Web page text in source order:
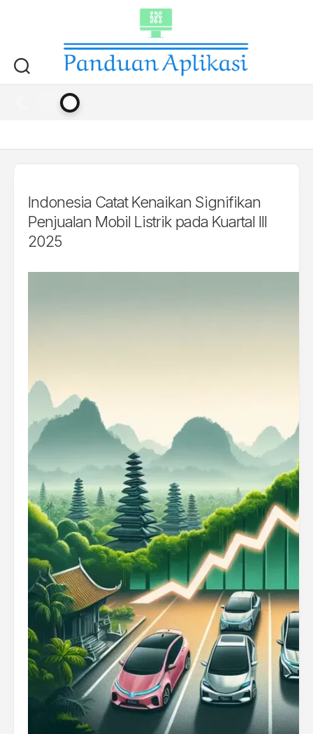
Indonesia Catat Kenaikan Signifikan
Penjualan Mobil Listrik pada Kuartal III
2025